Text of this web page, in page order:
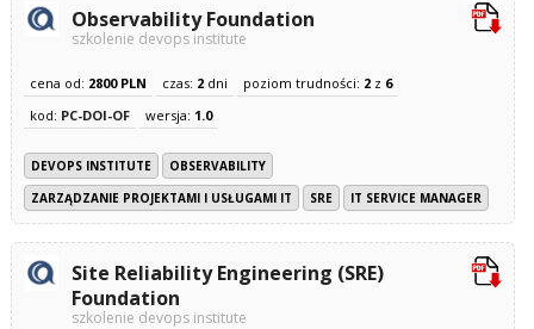
Observability Foundation
szkolenie devops institute
cena od: 2800 PLN czas: 2dni poziom trudności: 2z 6
kod: PC-DOI-OF wersja: 1.0
DEVOPS INSTITUTE
OBSERVABILITY
ZARZĄDZANIE PROJEKTAMI I USŁUGAMI IT
SRE IT SERVICE MANAGER
Site Reliability Engineering (SRE)
Foundation
szkolenie devops institute